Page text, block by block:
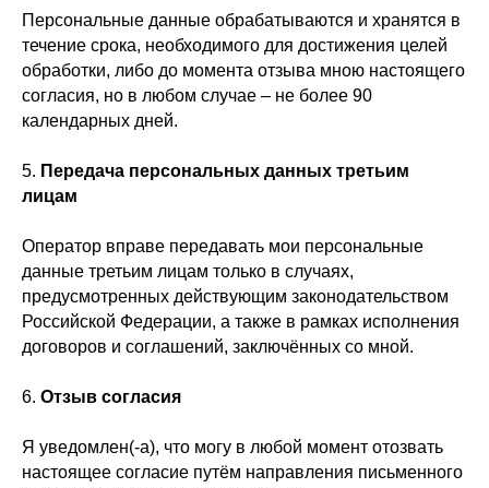
Персональные данные обрабатываются и хранятся в
течение срока, необходимого для достижения целей
обработки, либо до момента отзыва мною настоящего
согласия, но в любом случае – не более 90
календарных дней.
5. Передача персональных данных третьим
лицам
Оператор вправе передавать мои персональные
данные третьим лицам только в случаях,
предусмотренных действующим законодательством
Российской Федерации, а также в рамках исполнения
договоров и соглашений, заключённых со мной.
6. Отзыв согласия
Я уведомлен(-а), что могу в любой момент отозвать
настоящее согласие путём направления письменного
Sales@lustralighting.ru